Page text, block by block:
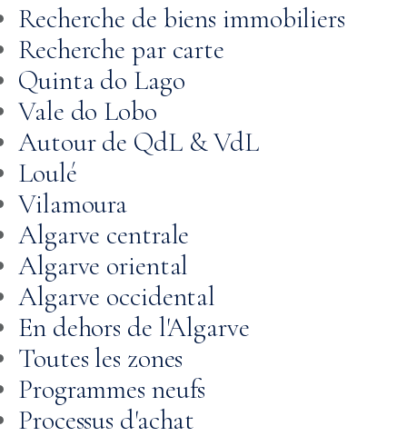
Recherche de biens immobiliers
Recherche par carte
Quinta do Lago
Vale do Lobo
Autour de QdL & VdL
Loulé
Vilamoura
Algarve centrale
Algarve oriental
Algarve occidental
En dehors de l'Algarve
Toutes les zones
Programmes neufs
Processus d'achat